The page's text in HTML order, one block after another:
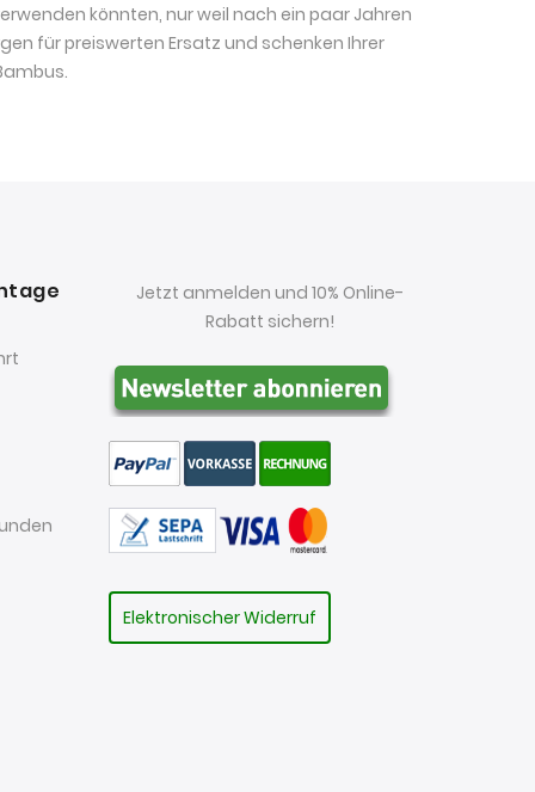
könnten, nur weil nach ein paar Jahren
für preiswerten Ersatz und schenken Ihrer
Jetzt anmelden und 10% Online-
Rabatt sichern!
Elektronischer Widerruf